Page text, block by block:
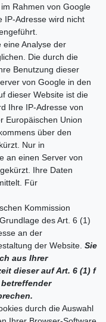
Rahmen von Google
IP-Adresse wird nicht
eine Analyse der
Die durch die
Benutzung dieser
von Google in den
dieser Website ist die
Ihre IP-Adresse von
Europäischen Union
über den
Nur in
an einen Server von
Ihre Daten
Für
Kommission
des Art. 6 (1)
an der
der Website. Sie
aus Ihrer
dieser auf Art. 6 (1) f
betreffender
durch die Auswahl